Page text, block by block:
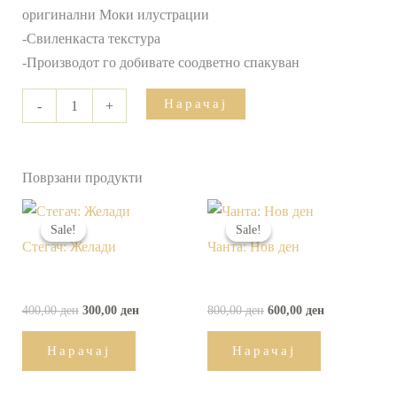
оригинални Моки илустрации
-Свиленкаста текстура
-Производот го добивате соодветно спакуван
- + Нарачај
Поврзани продукти
Sale!
Sale!
Стегач: Желади
400,00ден
Original
was:
400,00 ден.
300,00 ден
Нарачај
Sale!
Sale!
Чанта: Нов ден
800,00ден
Original
price
was:
800,00 ден.
600,00 ден
Нарачај